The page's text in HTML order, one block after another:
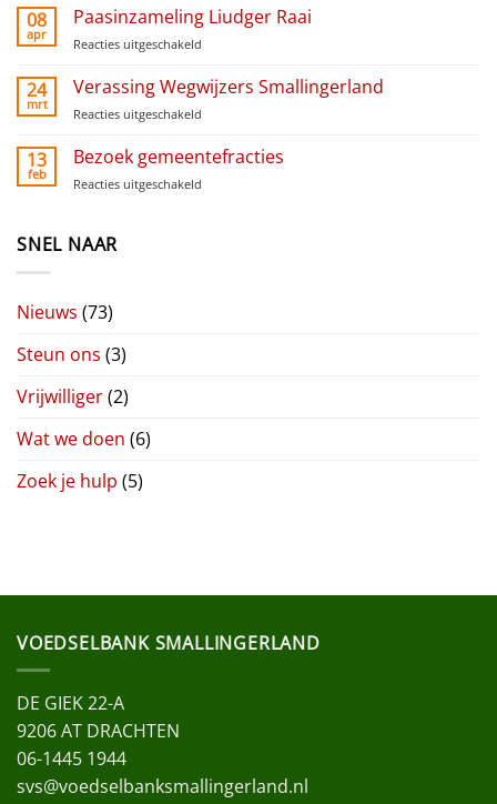
winkelactie
Albert
08
apr
Paasinzameling Liudger Raai
Reacties uitgeschakeld
Liudger
Raai
24
mrt
Verassing Wegwijzers Smallingerland
Reacties uitgeschakeld
Wegwijzers
13
feb
Bezoek gemeentefracties
Reacties uitgeschakeld
SNEL NAAR
Nieuws (73)
Steun ons (3)
Vrijwilliger(2)
Wat we doen (6)
Zoek je hulp (5)
VOEDSELBANK SMALLINGERLAND
DE GIEK 22-A
9206 AT DRACHTEN
06-1445 1944
svs@voedselbanksmallingerland.nl